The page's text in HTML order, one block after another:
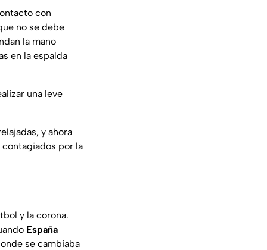
con
no se debe
la mano
en la espalda
una leve
y ahora
por la
y la corona.
España
se cambiaba